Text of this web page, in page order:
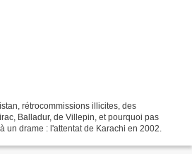
rétrocommissions illicites, des
Balladur, de Villepin, et pourquoi pas
un drame : l'attentat de Karachi en 2002.